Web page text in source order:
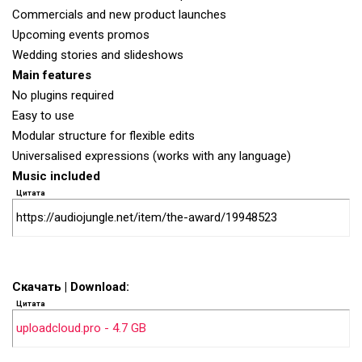
Commercials and new product launches
Upcoming events promos
Wedding stories and slideshows
Main features
No plugins required
Easy to use
Modular structure for flexible edits
Universalised expressions (works with any language)
Music included
Цитата
https://audiojungle.net/item/the-award/19948523
Скачать | Download:
Цитата
uploadcloud.pro - 4.7 GB